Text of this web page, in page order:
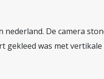
De camera
gekleed was met